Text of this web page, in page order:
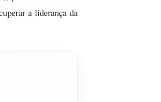
a liderança da